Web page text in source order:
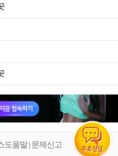
도움말 | 문제신고